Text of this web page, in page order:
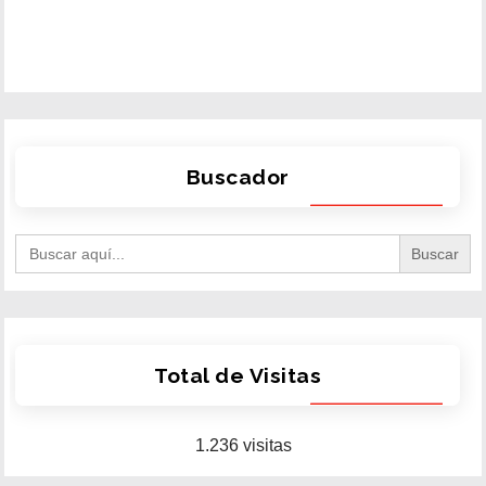
Buscador
Search
for:
Total de Visitas
1.236 visitas